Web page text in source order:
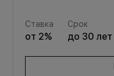
Ставка
от 2%
Срок
до 30 лет